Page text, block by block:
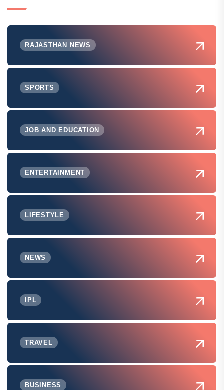
RAJASTHAN NEWS
SPORTS
JOB AND EDUCATION
ENTERTAINMENT
LIFESTYLE
NEWS
IPL
TRAVEL
BUSINESS